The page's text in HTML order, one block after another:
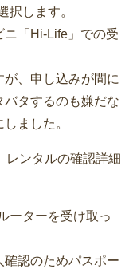
択します。
「Hi-Life」での受
、申し込みが間に
タするのも嫌だな
ました。
レンタルの確認詳細
ーターを受け取っ
認のためパスポー